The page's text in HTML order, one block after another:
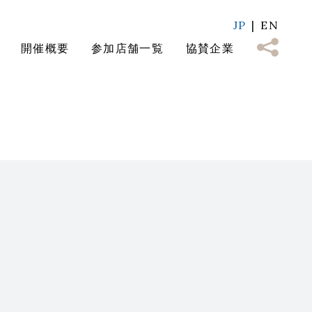
開催概要 参加店舗一覧 協賛企業
JP EN